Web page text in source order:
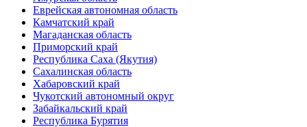
Еврейская автономная область
Камчатский край
Магаданская область
Приморский край
Республика Саха (Якутия)
Сахалинская область
Хабаровский край
Чукотский автономный округ
Забайкальский край
Республика Бурятия